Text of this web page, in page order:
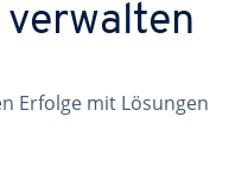
verwalten
Erfolge mit Lösungen